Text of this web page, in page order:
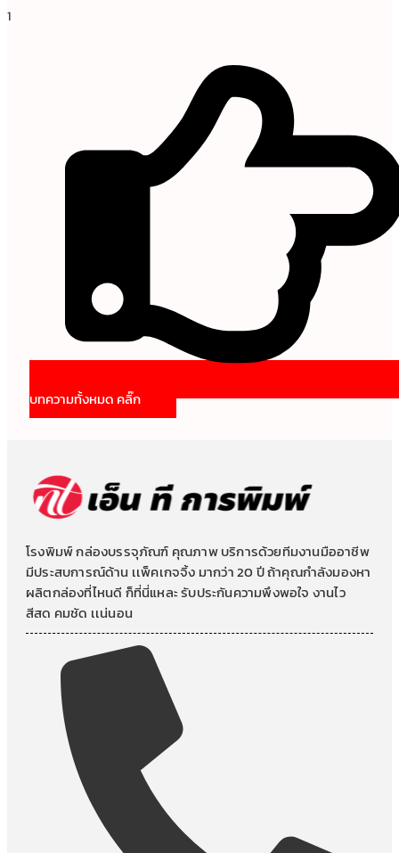
บทความทั้งหมด คลิ๊ก
โรงพิมพ์ กล่องบรรจุภัณฑ์ คุณภาพ บริการด้วยทีมงานมืออาชีพ
มีประสบการณ์ด้าน เเพ็คเกจจิ้ง มากว่า 20 ปี ถ้าคุณกำลังมองหา
ผลิตกล่องที่ไหนดี ก็ที่นี่แหละ รับประกันความพึงพอใจ งานไว
สีสด คมชัด เเน่นอน